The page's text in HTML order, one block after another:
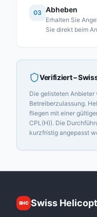
Simplon Air
Swiss
03 Abheben
Erhalten Sie
Sie direkt beim
Verifiziert–
Die gelisteten Anbieter
Betreiberzulassung.
fliegen mit einer
CPL(H)). Die
kurzfristig angepasst
SHC Swiss